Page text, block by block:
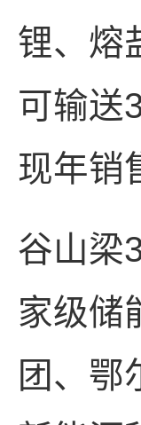
锂、熔
可输送
现年销
谷山梁
家级储
团、鄂